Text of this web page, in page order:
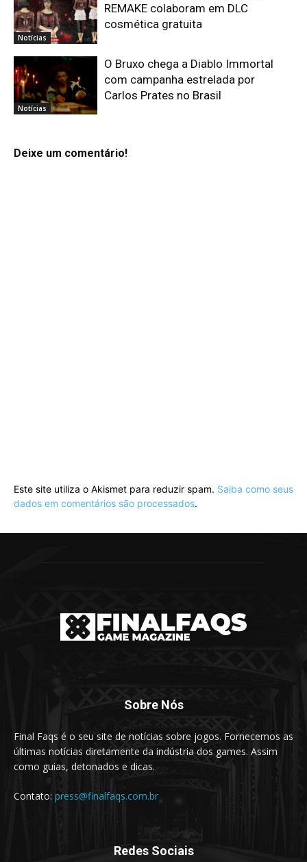
Notícias
REMAKE colaboram em DLC
cosmética gratuita
Notícias
O Bruxo chega a Diablo Immortal
com campanha estrelada por
Carlos Prates no Brasil
Deixe um comentário!
Este site utiliza o Akismet para reduzir spam. Saiba como seus
dados em comentários são processados.
Sobre Nós
Final Faqs é o seu site de notícias sobre jogos. Fornecemos as
últimas notícias diretamente da indústria dos games. Assim
como guias, detonados e dicas.
Contato: press@finalfaqs.com.br
Redes Sociais